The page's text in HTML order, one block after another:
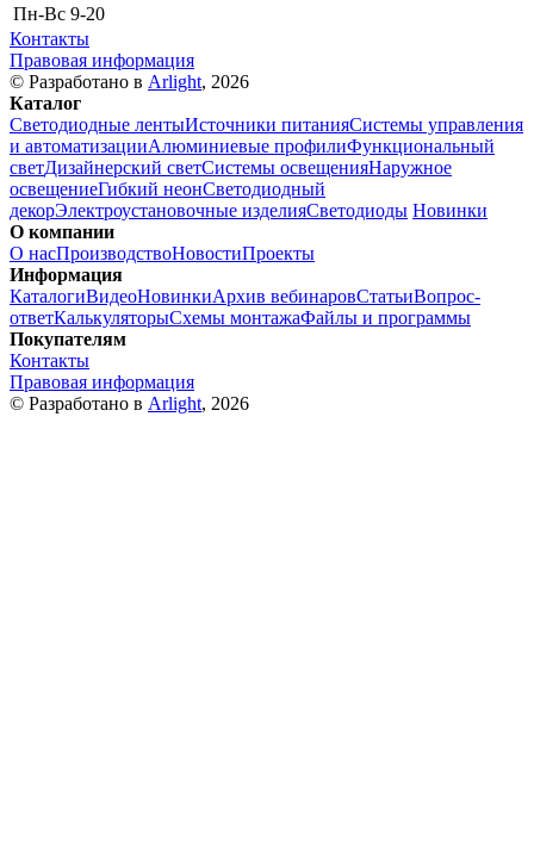
Пн-Вс 9-20
Контакты
Правовая информация
© Разработано в Arlight, 2026
Каталог
Светодиодные лентыИсточники питанияСистемы управления
и автоматизацииАлюминиевые профилиФункциональный
светДизайнерский светСистемы освещенияНаружное
освещениеГибкий неонСветодиодный
декорЭлектроустановочные изделияСветодиоды Новинки
О компании
О насПроизводствоНовостиПроекты
Информация
КаталогиВидеоНовинкиАрхив вебинаровСтатьиВопрос-
ответКалькуляторыСхемы монтажаФайлы и программы
Покупателям
Контакты
Правовая информация
© Разработано в Arlight, 2026